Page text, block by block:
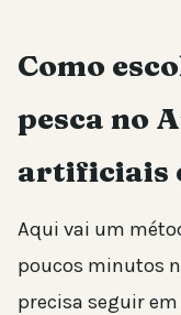
Como
pesca no
artificiais
Aqui vai um
poucos minutos
precisa seguir